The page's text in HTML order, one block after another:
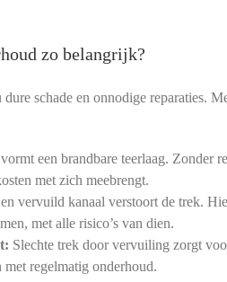
zo belangrijk?
schade en onnodige reparaties.
een brandbare teerlaag. Zonder
met zich meebrengt.
vervuild kanaal verstoort de trek.
met alle risico’s van dien.
Slechte trek door vervuiling zorgt
regelmatig onderhoud.